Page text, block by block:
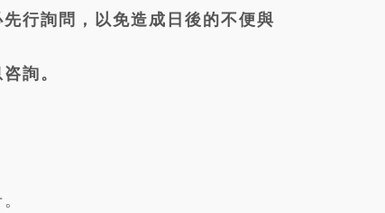
行詢問，以免造成日後的不便與
詢。